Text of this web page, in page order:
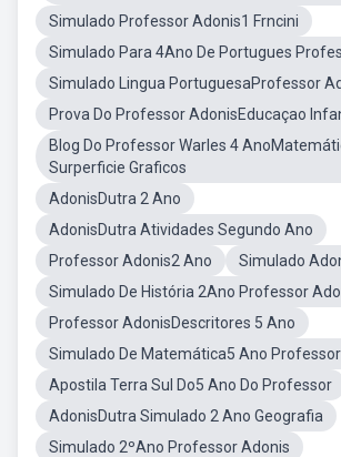
Simulado Professor Adonis1 Frncini
Simulado Para 4Ano De Portugues
Simulado Lingua PortuguesaProfessor
Prova Do Professor AdonisEducaçao
Blog Do Professor Warles 4
Surperficie Graficos
AdonisDutra 2 Ano
AdonisDutra Atividades Segundo Ano
Professor Adonis2 Ano
Simulado
Simulado De História 2Ano Professor
Professor AdonisDescritores 5 Ano
Simulado De Matemática5 Ano
Apostila Terra Sul Do5 Ano Do Professor
AdonisDutra Simulado 2 Ano Geografia
Simulado 2ºAno Professor Adonis